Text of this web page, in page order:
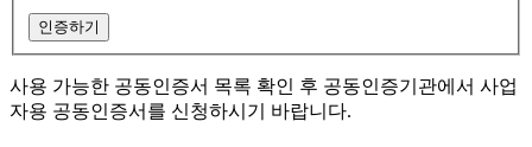
인증하기
사용 가능한 공동인증서 목록 확인 후 공동인증기관에서 사업
자용 공동인증서를 신청하시기 바랍니다.